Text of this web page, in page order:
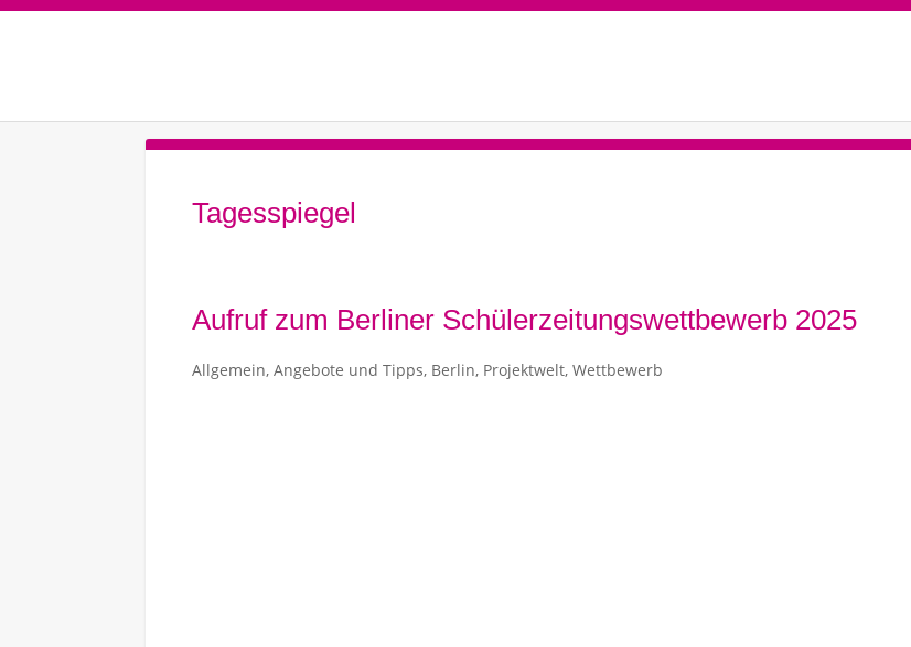
Tagesspiegel
Aufruf zum Berliner Schülerzeitungswettbewerb 2025
Allgemein, Angebote und Tipps, Berlin, Projektwelt, Wettbewerb